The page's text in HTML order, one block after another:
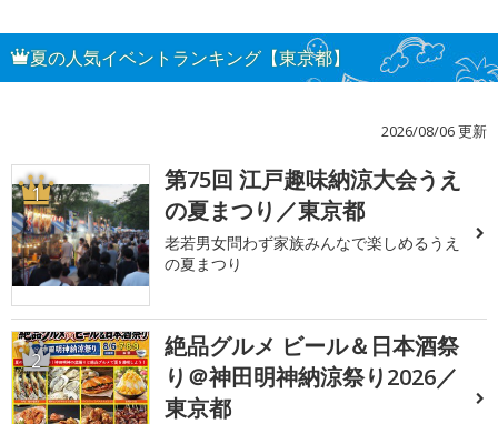
夏の人気イベントランキング【東京都】
2026/08/06 更新
1
第75回 江戸趣味納涼大会うえ
の夏まつり／東京都
老若男女問わず家族みんなで楽しめるうえ
の夏まつり
2
絶品グルメ ビール＆日本酒祭
り＠神田明神納涼祭り2026／
東京都